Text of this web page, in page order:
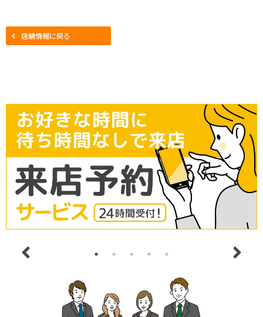
店舗情報に戻る